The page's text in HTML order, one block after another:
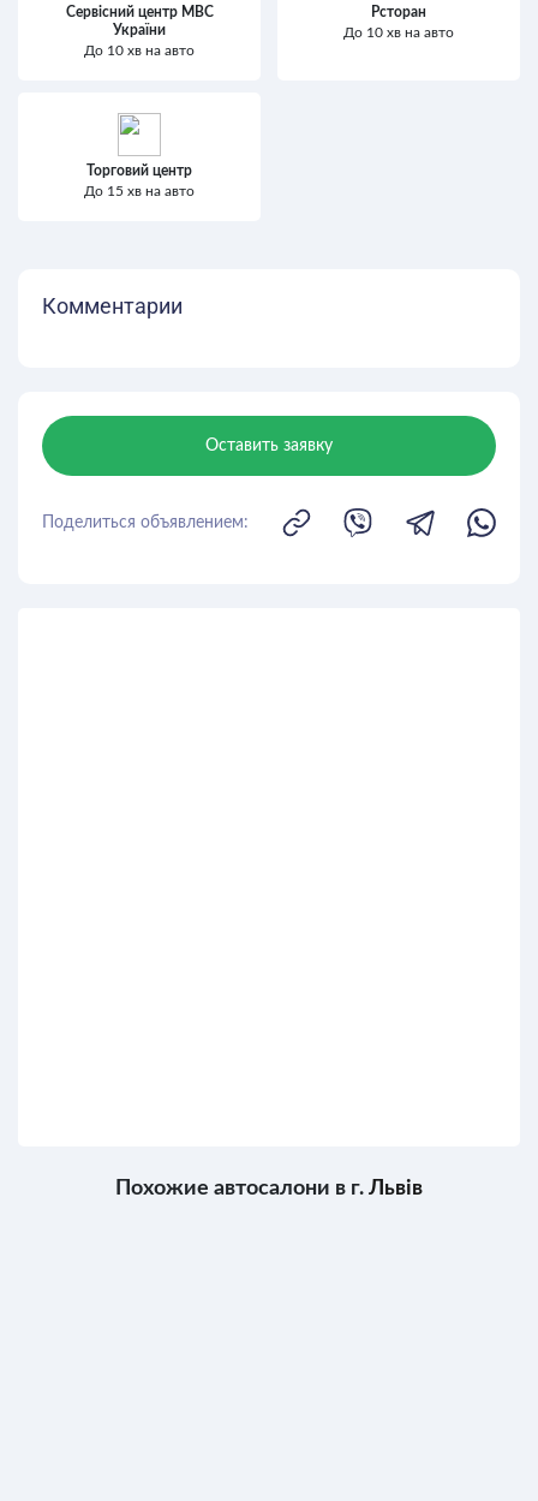
Сервісний центр МВС
України
До 10 хв на авто
Рсторан
До 10 хв на авто
Торговий центр
До 15 хв на авто
Комментарии
Оставить заявку
Поделиться объявлением:
Похожие автосалони в г. Львів